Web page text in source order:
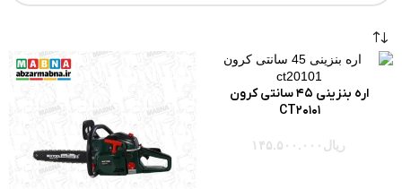
اره بنزینی 45 سانتی کرون
CT20101
ریال ۱۴۵.۵۰۰.۰۰۰